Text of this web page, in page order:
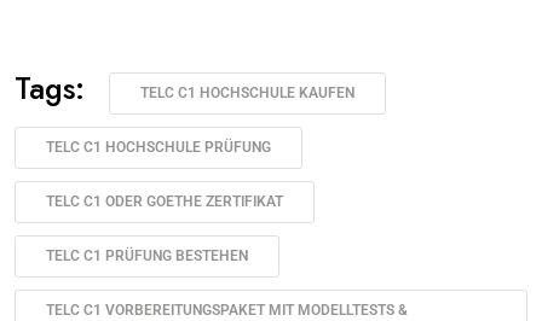
Tags: TELC C1 HOCHSCHULE KAUFEN
TELC C1 HOCHSCHULE PRÜFUNG
TELC C1 ODER GOETHE ZERTIFIKAT
TELC C1 PRÜFUNG BESTEHEN
TELC C1 VORBEREITUNGSPAKET MIT MODELLTESTS &